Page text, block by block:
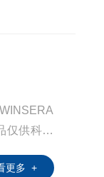
更多 +